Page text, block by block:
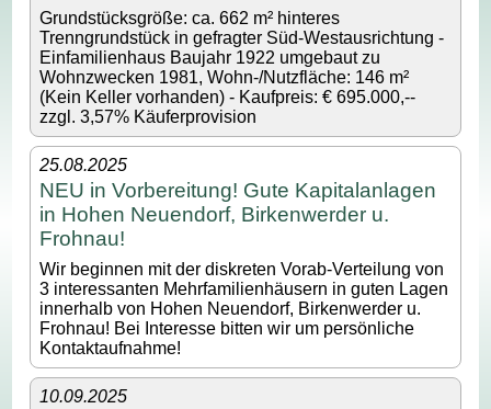
Grundstücksgröße: ca. 662 m² hinteres
Trenngrundstück in gefragter Süd-Westausrichtung -
Einfamilienhaus Baujahr 1922 umgebaut zu
Wohnzwecken 1981, Wohn-/Nutzfläche: 146 m²
(Kein Keller vorhanden) - Kaufpreis: € 695.000,--
zzgl. 3,57% Käuferprovision
25.08.2025
NEU in Vorbereitung! Gute Kapitalanlagen
in Hohen Neuendorf, Birkenwerder u.
Frohnau!
Wir beginnen mit der diskreten Vorab-Verteilung von
3 interessanten Mehrfamilienhäusern in guten Lagen
innerhalb von Hohen Neuendorf, Birkenwerder u.
Frohnau! Bei Interesse bitten wir um persönliche
Kontaktaufnahme!
10.09.2025